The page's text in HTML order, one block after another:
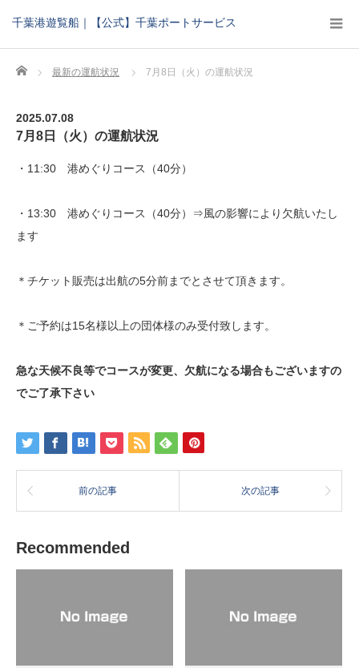
千葉港遊覧船｜【公式】千葉ポートサービス
Home 最新の運航状況 7月8日（火）の運航状況
2025.07.08
7月8日（火）の運航状況
・11:30 港めぐりコース（40分）
・13:30 港めぐりコース（40分）⇒風の影響により欠航いたし
ます
＊チケット販売は出航の5分前までとさせて頂きます。
＊ご予約は15名様以上の団体様のみ受付致します。
急な天候不良等でコースが変更、欠航になる場合もございますの
でご了承下さい
前の記事 次の記事
Recommended